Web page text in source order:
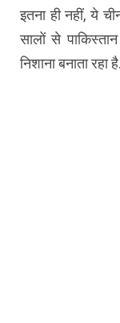
इतना ही नहीं, ये
सालों से
निशाना बनाता रहा है.